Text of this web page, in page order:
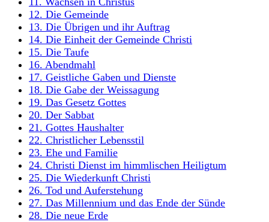
12. Die Gemeinde
13. Die Übrigen und ihr Auftrag
14. Die Einheit der Gemeinde Christi
15. Die Taufe
16. Abendmahl
17. Geistliche Gaben und Dienste
18. Die Gabe der Weissagung
19. Das Gesetz Gottes
20. Der Sabbat
21. Gottes Haushalter
22. Christlicher Lebensstil
23. Ehe und Familie
24. Christi Dienst im himmlischen Heiligtum
25. Die Wiederkunft Christi
26. Tod und Auferstehung
27. Das Millennium und das Ende der Sünde
28. Die neue Erde